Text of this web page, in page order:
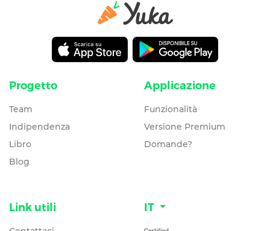
Progetto
Team
Indipendenza
Libro
Blog
Applicazione
Funzionalità
Versione Premium
Domande?
Link utili IT